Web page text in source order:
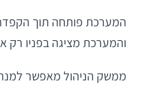
המערכת פותחה תוך
והמערכת מציגה בפניו רק
ממשק הניהול מאפשר